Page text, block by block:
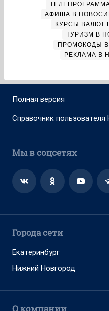
АФИША В
КУРСЫ ВАЛЮТ
ТУРИЗМ В
ПРОМОКОДЫ
РЕКЛАМА В
Полная версия
Справочник пользователя
Мы в соцсетях
Города сети
Екатеринбург
Нижний Новгород